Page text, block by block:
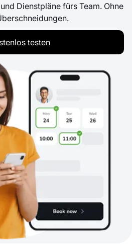
Dienstpläne fürs Team. Ohne
testen